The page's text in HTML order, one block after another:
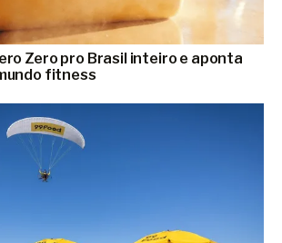
Zero pro Brasil inteiro e aponta
fitness